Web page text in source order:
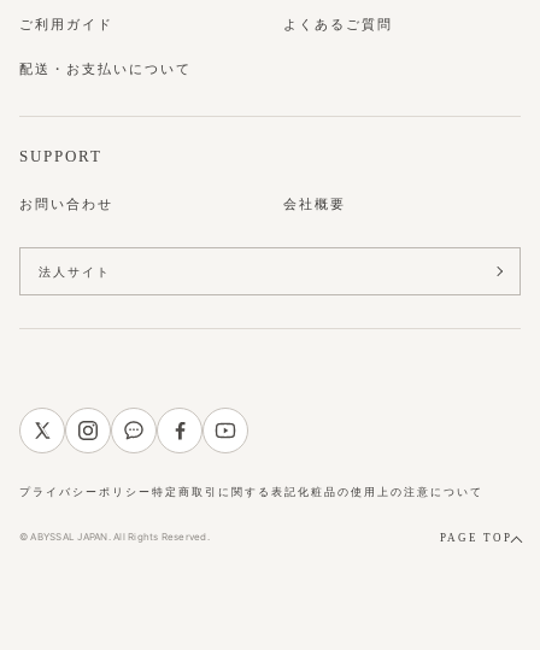
ご利用ガイド よくあるご質問
配送・お支払いについて
SUPPORT
お問い合わせ 会社概要
法人サイト
プライバシーポリシー特定商取引に関する表記 化粧品の使用上の注意について
© ABYSSAL JAPAN. All Rights Reserved. PAGE TOP